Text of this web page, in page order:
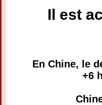
Il est
En Chine, le
+6